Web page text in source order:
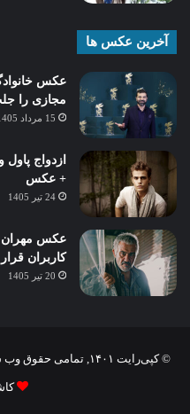
آخرین عکس ها
عکس
مجازی را
15 مرداد 1405
ازدواج
+ عکس
24 تیر 1405
عکس مهران
کاربران
20 تیر 1405
© کپی‌رایت ۱۴۰۱, تمامی حقوق وب سایت متعلق به کاشمر سلام می باشد |